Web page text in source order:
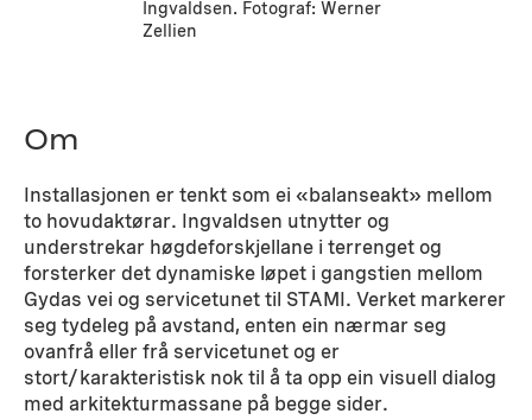
Ingvaldsen. Fotograf: Werner
Zellien
Om
Installasjonen er tenkt som ei «balanseakt» mellom
to hovudaktørar. Ingvaldsen utnytter og
understrekar høgdeforskjellane i terrenget og
forsterker det dynamiske løpet i gangstien mellom
Gydas vei og servicetunet til STAMI. Verket markerer
seg tydeleg på avstand, enten ein nærmar seg
ovanfrå eller frå servicetunet og er
stort/karakteristisk nok til å ta opp ein visuell dialog
med arkitekturmassane på begge sider.